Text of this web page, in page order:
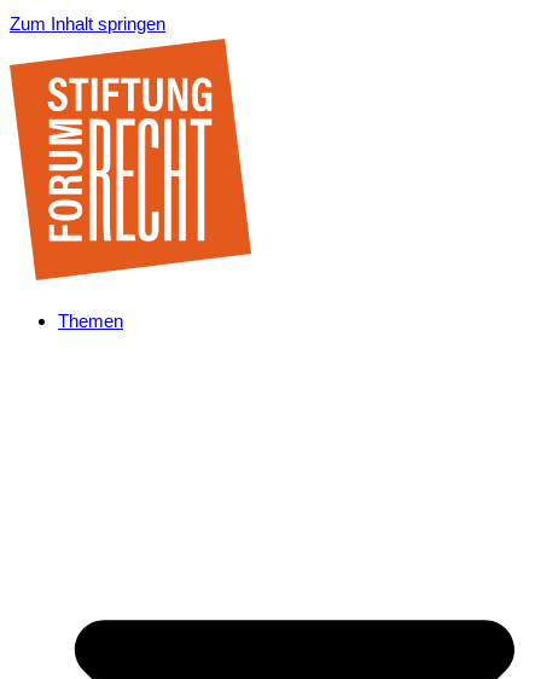
Zum Inhalt springen
Themen